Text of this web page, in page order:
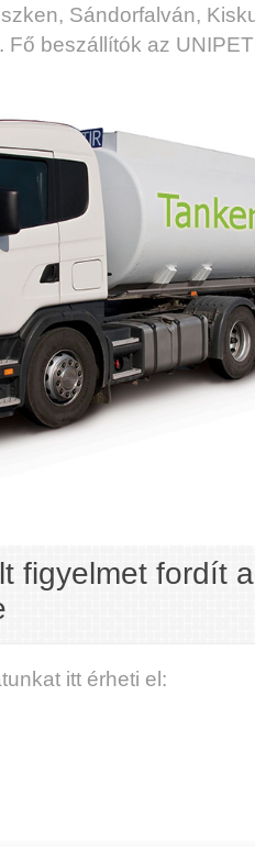
Sándorfalván,
Fő beszállítók az
figyelmet fordít
itt érheti el: